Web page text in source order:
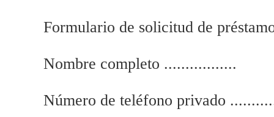
Formulario de solicitud de
Nombre completo .................
Número de teléfono privado